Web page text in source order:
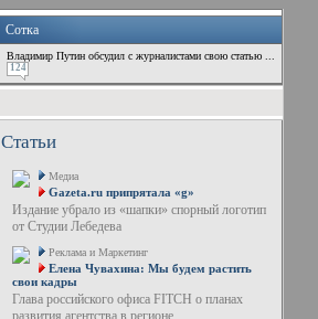
Сотка
Владимир Путин обсудил с журналистами свою статью ...
124
Статьи
Медиа
Gazeta.ru припрятала «g»
Издание убрало из «шапки» спорный логотип
от Студии Лебедева
Реклама и Маркетинг
Елена Чувахина: Мы будем растить
свои кадры
Глава российского офиса FITCH о планах
развития агентства в регионе